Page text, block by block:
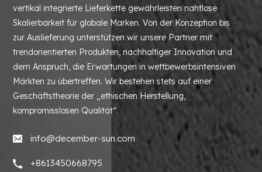
vertikal integrierte Lieferkette gewährleisten nahtlose
Skalierbarkeit für globale Marken. Von der Konzeption bis
zur Auslieferung unterstützen wir unsere Partner mit
trendorientierten Produkten, nachhaltiger Innovation und
dem Anspruch, die Erwartungen in wettbewerbsintensiven
Märkten zu übertreffen. Wir bestehen stets auf einer
Geschäftstheorie der „ethischen Herstellung,
kompromisslosen Qualität“.
info@december-sun.com
+8613450668795